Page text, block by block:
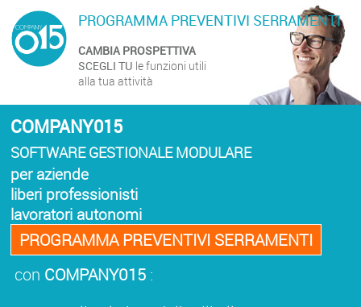
PROGRAMMA PREVENTIVI SERRAMENTI
CAMBIA PROSPETTIVA
SCEGLI TU le funzioni utili
alla tua attività
COMPANY015
SOFTWARE GESTIONALE MODULARE
per aziende
liberi professionisti
lavoratori autonomi
PROGRAMMA PREVENTIVI SERRAMENTI
con COMPANY015 :